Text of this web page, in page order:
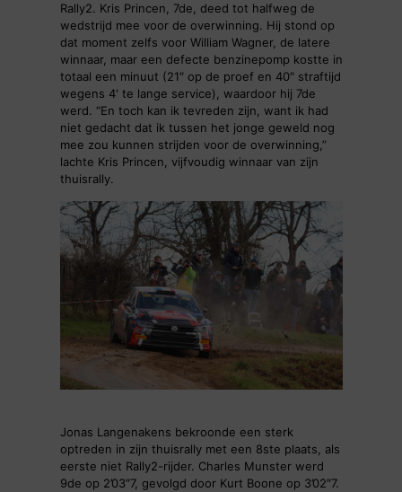
Rally2. Kris Princen, 7de, deed tot halfweg de
wedstrijd mee voor de overwinning. Hij stond op
dat moment zelfs voor William Wagner, de latere
winnaar, maar een defecte benzinepomp kostte in
totaal een minuut (21″ op de proef en 40″ straftijd
wegens 4′ te lange service), waardoor hij 7de
werd. “En toch kan ik tevreden zijn, want ik had
niet gedacht dat ik tussen het jonge geweld nog
mee zou kunnen strijden voor de overwinning,”
lachte Kris Princen, vijfvoudig winnaar van zijn
thuisrally.
Jonas Langenakens bekroonde een sterk
optreden in zijn thuisrally met een 8ste plaats, als
eerste niet Rally2-rijder. Charles Munster werd
9de op 2’03″7, gevolgd door Kurt Boone op 3’02″7.